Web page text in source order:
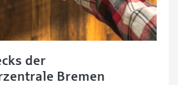
der
Bremen